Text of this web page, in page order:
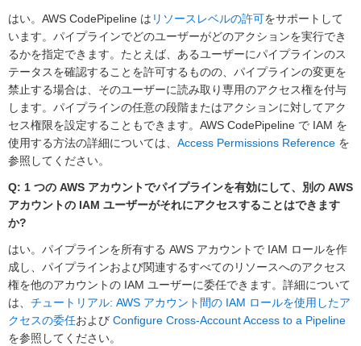
はい。AWS CodePipeline は リソースレベルの許可をサポートして
います。パイプラインでどのユーザーがどのアクションを実行でき
るかを指定できます。たとえば、あるユーザーにパイプラインのス
テータスを確認することを許可するものの、パイプラインの変更を
禁止する場合は、そのユーザーに読み取り専用のアクセス権を付与
します。パイプラインの任意の段階またはアクションに対してアク
セス権限を設定することもできます。AWS CodePipeline で IAM を
使用する方法の詳細については、 Access Permissions Reference を
参照してください。
Q: 1 つの AWS アカウントでパイプラインを有効にして、別の AWS
アカウントの IAM ユーザーがそれにアクセスすることはできます
か?
はい。パイプラインを所有する AWS アカウントで IAM ロールを作
成し、パイプラインおよび関連するすべてのリソースへのアクセス
権を他のアカウントの IAM ユーザーに委任できます。詳細について
は、 チュートリアル: AWS アカウント間の IAM ロールを使用したア
クセスの委任および Configure Cross-Account Access to a Pipeline
を参照してください。